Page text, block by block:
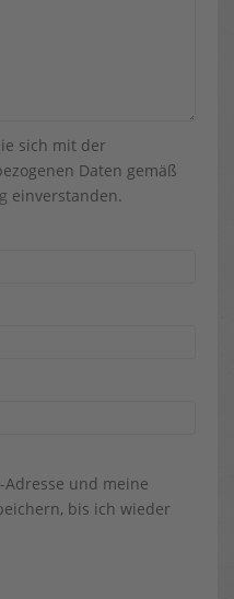
sich mit der
Daten gemäß
einverstanden.
und meine
bis ich wieder